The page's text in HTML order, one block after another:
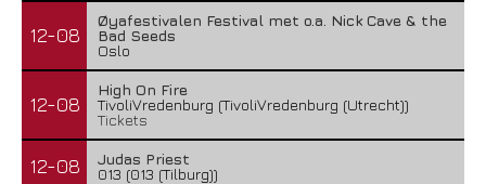
12-08
Øyafestivalen Festival met o.a. Nick Cave & the
Bad Seeds
Oslo
12-08
High On Fire
TivoliVredenburg (TivoliVredenburg (Utrecht))
Tickets
12-08
Judas Priest
013 (013 (Tilburg))